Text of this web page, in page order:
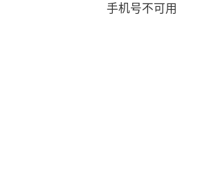
手机号不可用